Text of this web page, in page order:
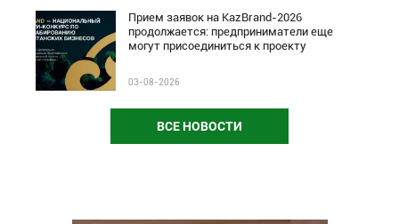
Прием заявок на KazBrand-2026
продолжается: предприниматели еще
могут присоединиться к проекту
03-08-2026
ВСЕ НОВОСТИ